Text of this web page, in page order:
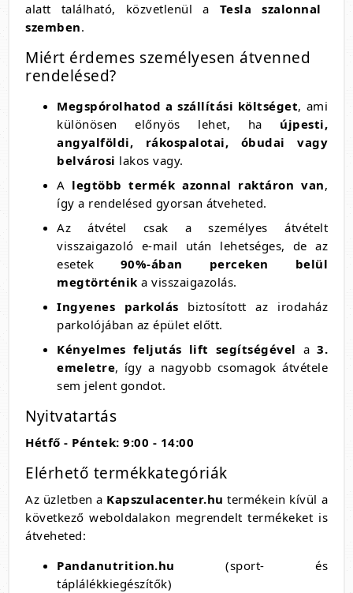
alatt található, közvetlenül a Tesla szalonnal
szemben.
Miért érdemes személyesen átvenned
rendelésed?
Megspórolhatod a szállítási költséget, ami
különösen előnyös lehet, ha újpesti,
angyalföldi, rákospalotai, óbudai vagy
belvárosi lakos vagy.
A legtöbb termék azonnal raktáron van,
így a rendelésed gyorsan átveheted.
Az átvétel csak a személyes átvételt
visszaigazoló e-mail után lehetséges, de az
esetek 90%-ában perceken belül
megtörténik a visszaigazolás.
Ingyenes parkolás biztosított az irodaház
parkolójában az épület előtt.
Kényelmes feljutás lift segítségével a 3.
emeletre, így a nagyobb csomagok átvétele
sem jelent gondot.
Nyitvatartás
Hétfő - Péntek: 9:00 - 14:00
Elérhető termékkategóriák
Az üzletben a Kapszulacenter.hu termékein kívül a
következő weboldalakon megrendelt termékeket is
átveheted:
Pandanutrition.hu (sport- és
táplálékkiegészítők)